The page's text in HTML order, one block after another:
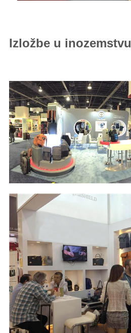
Izložbe u inozemstvu